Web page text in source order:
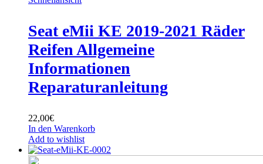
Seat eMii KE 2019-2021 Räder
Reifen Allgemeine
Informationen
Reparaturanleitung
22,00€
In den Warenkorb
Add to wishlist